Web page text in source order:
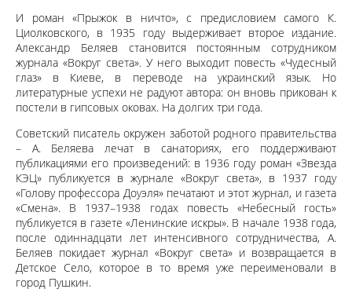
И роман «Прыжок в ничто», с предисловием самого К.
Циолковского, в 1935 году выдерживает второе издание.
Александр Беляев становится постоянным сотрудником
журнала «Вокруг света». У него выходит повесть «Чудесный
глаз» в Киеве, в переводе на украинский язык. Но
литературные успехи не радуют автора: он вновь прикован к
постели в гипсовых оковах. На долгих три года.
Советский писатель окружен заботой родного правительства
– А. Беляева лечат в санаториях, его поддерживают
публикациями его произведений: в 1936 году роман «Звезда
КЭЦ» публикуется в журнале «Вокруг света», в 1937 году
«Голову профессора Доуэля» печатают и этот журнал, и газета
«Смена». В 1937–1938 годах повесть «Небесный гость»
публикуется в газете «Ленинские искры». В начале 1938 года,
после одиннадцати лет интенсивного сотрудничества, А.
Беляев покидает журнал «Вокруг света» и возвращается в
Детское Село, которое в то время уже переименовали в
город Пушкин.